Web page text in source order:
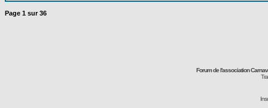
Page 1 sur36
Forum de l'association